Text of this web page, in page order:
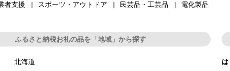
者支援
スポーツ・アウトドア 民芸品・工芸品 電化製品
ふるさと納税お礼の品を「地域」から探す
北海道